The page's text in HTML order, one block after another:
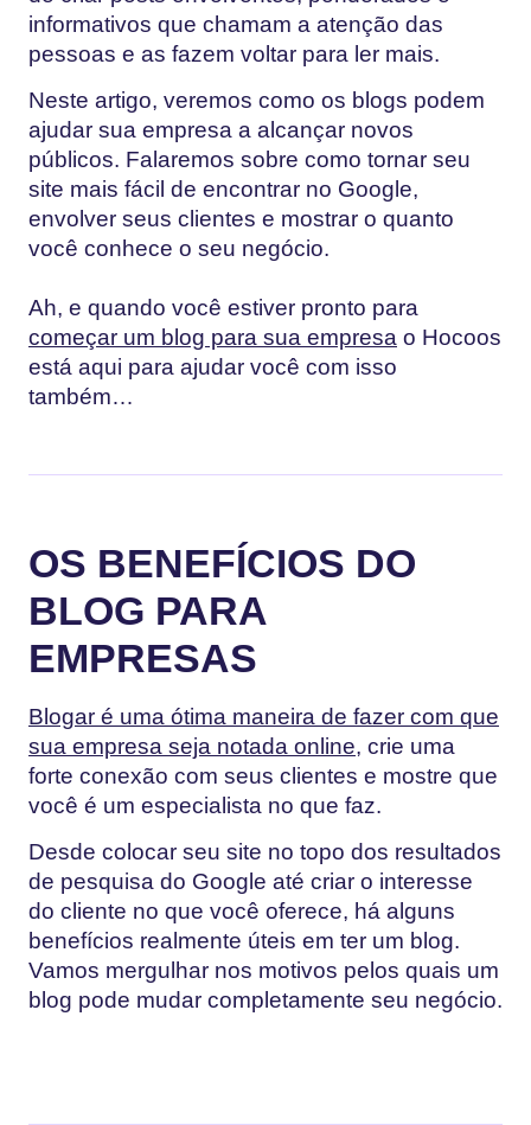
informativos que chamam a atenção das
pessoas e as fazem voltar para ler mais.
Neste artigo, veremos como os blogs podem
ajudar sua empresa a alcançar novos
públicos. Falaremos sobre como tornar seu
site mais fácil de encontrar no Google,
envolver seus clientes e mostrar o quanto
você conhece o seu negócio.
Ah, e quando você estiver pronto para
começar um blog para sua empresa o Hocoos
está aqui para ajudar você com isso
também…
OS BENEFÍCIOS DO
BLOG PARA
EMPRESAS
Blogar é uma ótima maneira de fazer com que
sua empresa seja notada online, crie uma
forte conexão com seus clientes e mostre que
você é um especialista no que faz.
Desde colocar seu site no topo dos resultados
de pesquisa do Google até criar o interesse
do cliente no que você oferece, há alguns
benefícios realmente úteis em ter um blog.
Vamos mergulhar nos motivos pelos quais um
blog pode mudar completamente seu negócio.